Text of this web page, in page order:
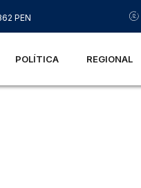
PEN
POLÍTICA REGIONAL